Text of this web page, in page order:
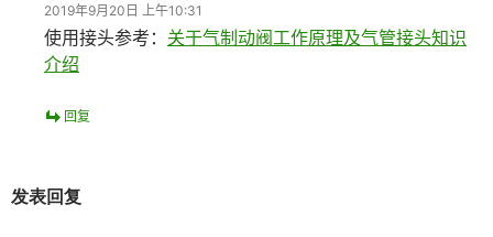
2019年9月20日 上午10:31
使用接头参考： 关于气制动阀工作原理及气管接头知识
介绍
回复
发表回复